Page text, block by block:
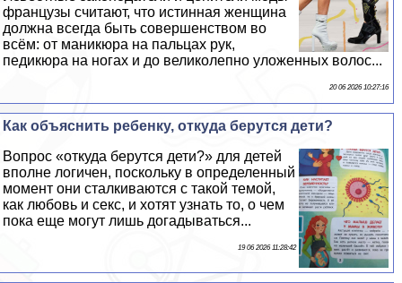
французы считают, что истинная женщина
должна всегда быть совершенством во
всём: от маникюра на пальцах рук,
педикюра на ногах и до великолепно уложенных волос...
20 06 2026 10:27:16
Как объяснить ребенку, откуда берутся дети?
Вопрос «откуда берутся дети?» для детей
вполне логичен, поскольку в определенный
момент они сталкиваются с такой темой,
как любовь и ceкc, и хотят узнать то, о чем
пока еще могут лишь догадываться...
19 06 2026 11:28:42